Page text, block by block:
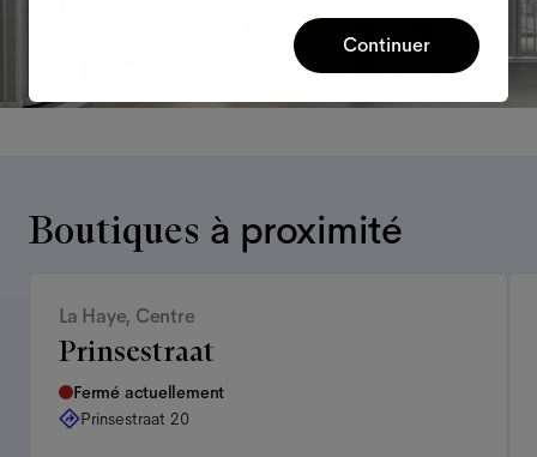
Boutiques à proximité
La Haye, Centre
Prinsestraat
Fermé actuellement
Prinsestraat 20
Continuer